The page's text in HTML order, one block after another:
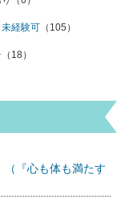
経験可 （105）
（18）
（『心も体も満たす